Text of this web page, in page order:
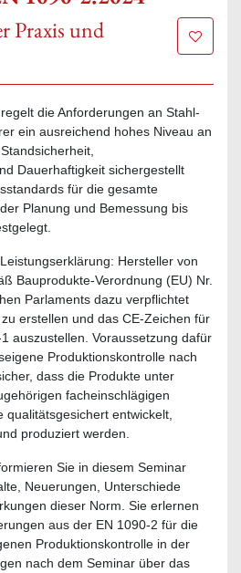
Praxis und
Zur
die Anforderungen an Stahl-
ein ausreichend hohes Niveau an
Dauerhaftigkeit sichergestellt
für die gesamte
Planung und Bemessung bis
Hersteller von
Bauprodukte-Verordnung (EU) Nr.
Parlaments dazu verpflichtet
erstellen und das CE-Zeichen für
auszustellen. Voraussetzung dafür
Produktionskontrolle nach
dass die Produkte unter
facheinschlägigen
qualitätsgesichert entwickelt,
produziert werden.
Sie in diesem Seminar
Neuerungen, Unterschiede
dieser Norm. Sie erlernen
aus der EN 1090-2 für die
Produktionskontrolle in der
nach dem Seminar über das